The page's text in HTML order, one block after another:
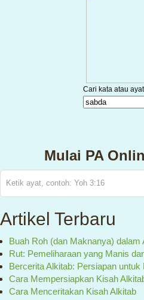
Mulai PA
Artikel Terbaru
Buah Roh (dan Maknanya) dalam
Rut: Pemeliharaan yang Manis
Bercerita Alkitab: Persiapan
Cara Mempersiapkan Kisah
Cara Menceritakan Kisah Alkitab